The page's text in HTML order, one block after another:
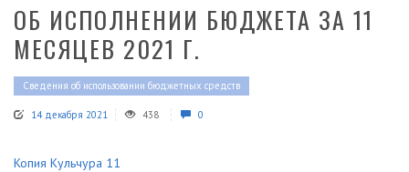
OБ ИСПОЛНЕНИИ БЮДЖЕТА ЗА 11
МЕСЯЦЕВ 2021 Г.
Сведения об использовании бюджетных средств
14 декабря 2021 438 0
Копия Кульчура 11